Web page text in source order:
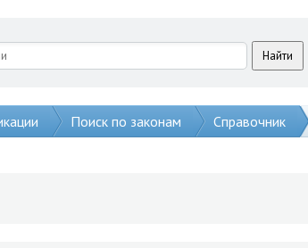
Поиск по законам Справочник